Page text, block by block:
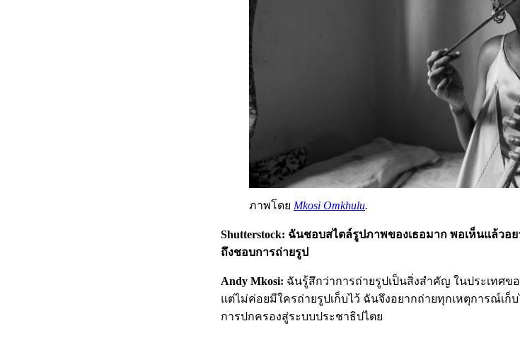
ภาพโดย Mkosi Omkhulu.
Shutterstock: ฉันชอบสไตล์รูปภาพของเธอมาก พอเห็นแล้ว
ถึงชอบการถ่ายรูป
Andy Mkosi: ฉันรู้สึกว่าการถ่ายรูปเป็นสิ่งสำคัญ ในประเทศข
แต่ไม่ค่อยมีใครถ่ายรูปเก็บไว้ ฉันจึงอยากถ่ายทุกเหตุการณ์เ
การปกครองสู่ระบบประชาธิปไตย